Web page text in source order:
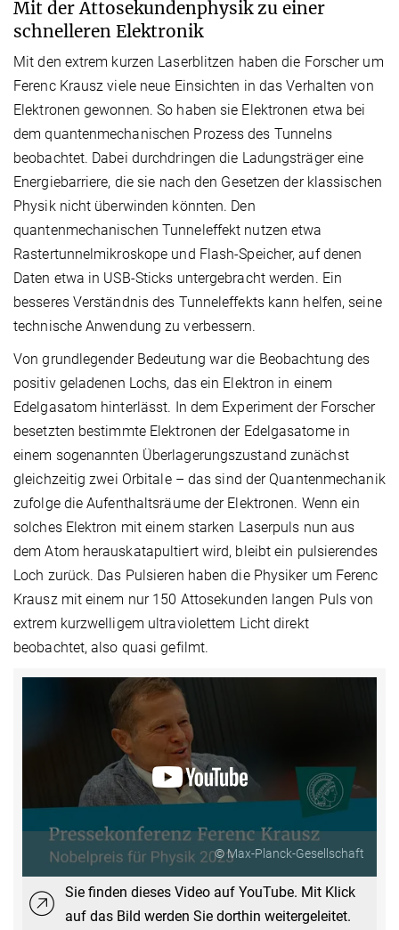
Mit der Attosekundenphysik zu einer
schnelleren Elektronik
Mit den extrem kurzen Laserblitzen haben die Forscher um
Ferenc Krausz viele neue Einsichten in das Verhalten von
Elektronen gewonnen. So haben sie Elektronen etwa bei
dem quantenmechanischen Prozess des Tunnelns
beobachtet. Dabei durchdringen die Ladungsträger eine
Energiebarriere, die sie nach den Gesetzen der klassischen
Physik nicht überwinden könnten. Den
quantenmechanischen Tunneleffekt nutzen etwa
Rastertunnelmikroskope und Flash-Speicher, auf denen
Daten etwa in USB-Sticks untergebracht werden. Ein
besseres Verständnis des Tunneleffekts kann helfen, seine
technische Anwendung zu verbessern.
Von grundlegender Bedeutung war die Beobachtung des
positiv geladenen Lochs, das ein Elektron in einem
Edelgasatom hinterlässt. In dem Experiment der Forscher
besetzten bestimmte Elektronen der Edelgasatome in
einem sogenannten Überlagerungszustand zunächst
gleichzeitig zwei Orbitale – das sind der Quantenmechanik
zufolge die Aufenthaltsräume der Elektronen. Wenn ein
solches Elektron mit einem starken Laserpuls nun aus
dem Atom herauskatapultiert wird, bleibt ein pulsierendes
Loch zurück. Das Pulsieren haben die Physiker um Ferenc
Krausz mit einem nur 150 Attosekunden langen Puls von
extrem kurzwelligem ultraviolettem Licht direkt
beobachtet, also quasi gefilmt.
© Max-Planck-Gesellschaft
Sie finden dieses Video auf YouTube. Mit Klick
auf das Bild werden Sie dorthin weitergeleitet.